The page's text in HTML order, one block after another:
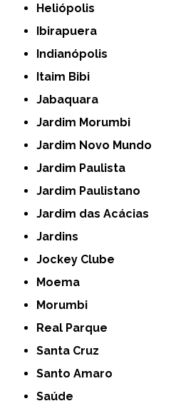
Heliópolis
Ibirapuera
Indianópolis
Itaim Bibi
Jabaquara
Jardim Morumbi
Jardim Novo Mundo
Jardim Paulista
Jardim Paulistano
Jardim das Acácias
Jardins
Jockey Clube
Moema
Morumbi
Real Parque
Santa Cruz
Santo Amaro
Saúde